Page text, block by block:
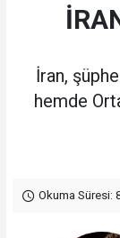
İran,
hemde
Okuma Süresi: